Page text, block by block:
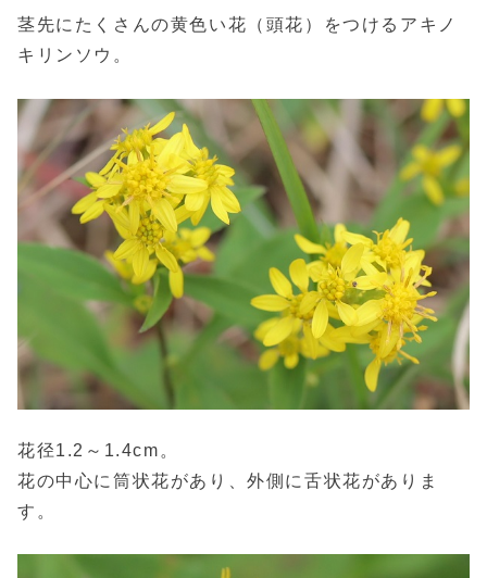
茎先にたくさんの黄色い花（頭花）をつけるアキノ
キリンソウ。
花径1.2～1.4cm。
花の中心に筒状花があり、外側に舌状花がありま
す。